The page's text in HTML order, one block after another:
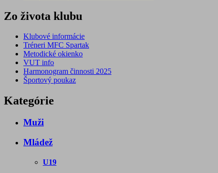
Zo života klubu
Klubové informácie
Tréneri MFC Spartak
Metodické okienko
VUT info
Harmonogram činnosti 2025
Športový poukaz
Kategórie
Muži
Mládež
U19